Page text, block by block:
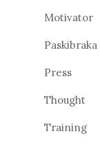
Motivator
Paskibraka
Press
Thought
Training